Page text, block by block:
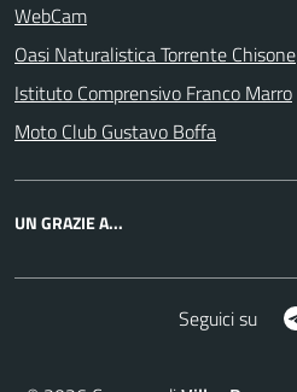
WebCam
Oasi Naturalistica Torrente Chisone
Istituto Comprensivo Franco Marro
Moto Club Gustavo Boffa
UN GRAZIE A...
Seguici su